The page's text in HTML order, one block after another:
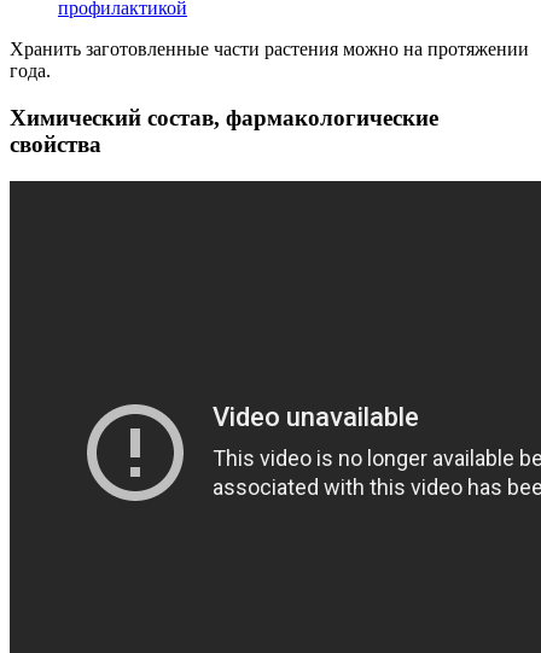
профилактикой
Хранить заготовленные части растения можно на протяжении
года.
Химический состав, фармакологические
свойства